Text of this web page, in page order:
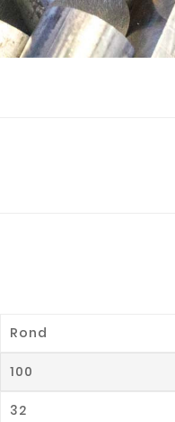
Rond
100
32